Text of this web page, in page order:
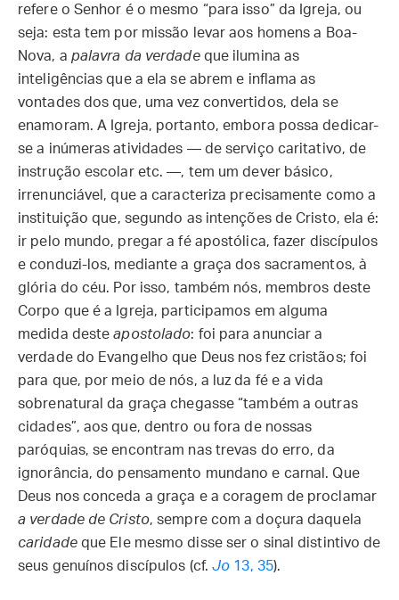
refere o Senhor é o mesmo “para isso” da Igreja, ou
seja: esta tem por missão levar aos homens a Boa-
Nova, a palavra da verdadeque ilumina as
inteligências que a ela se abrem e inflama as
vontades dos que, uma vez convertidos, dela se
enamoram. A Igreja, portanto, embora possa dedicar-
se a inúmeras atividades — de serviço caritativo, de
instrução escolar etc. —, tem um dever básico,
irrenunciável, que a caracteriza precisamente como a
instituição que, segundo as intenções de Cristo, ela é:
ir pelo mundo, pregar a fé apostólica, fazer discípulos
e conduzi-los, mediante a graça dos sacramentos, à
glória do céu. Por isso, também nós, membros deste
Corpo que é a Igreja, participamos em alguma
medida desteapostolado: foi para anunciar a
verdade do Evangelho que Deus nos fez cristãos; foi
para que, por meio de nós, a luz da fé e a vida
sobrenatural da graça chegasse “também a outras
cidades”, aos que, dentro ou fora de nossas
paróquias, se encontram nas trevas do erro, da
ignorância, do pensamento mundano e carnal. Que
Deus nos conceda a graça e a coragem de proclamar
a verdade de Cristo, sempre com a doçura daquela
caridadeque Ele mesmo disse ser o sinal distintivo de
seus genuínos discípulos (cf.Jo 13, 35).